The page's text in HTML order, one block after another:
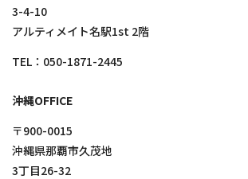
3-4-10
アルティメイト名駅1st 2階
TEL： 050-1871-2445
沖縄OFFICE
〒900-0015
沖縄県那覇市久茂地
3丁目26-32